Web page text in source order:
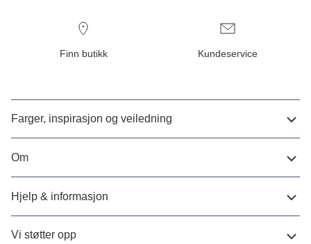
Finn butikk Kundeservice
Farger, inspirasjon og veiledning
Om
Hjelp & informasjon
Vi støtter opp